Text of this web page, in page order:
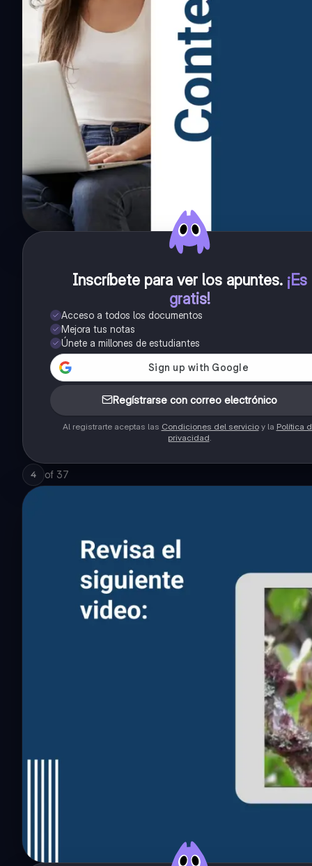
Inscríbete para ver los apuntes. ¡Es
gratis!
Acceso a todos los documentos
Mejora tus notas
Únete a millones de estudiantes
Regístrarse con correo electrónico
Al registrarte aceptas las Condiciones del servicioy la Política
privacidad.
4 of 37